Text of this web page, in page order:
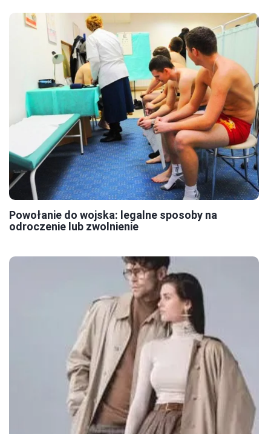
Powołanie do wojska: legalne sposoby na
odroczenie lub zwolnienie